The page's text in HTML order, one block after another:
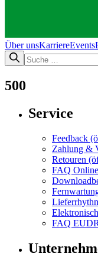
Über unsKarriereEvents
500
Service
Feedback
Zahlung &
Retouren
FAQ
FAQ EUDR